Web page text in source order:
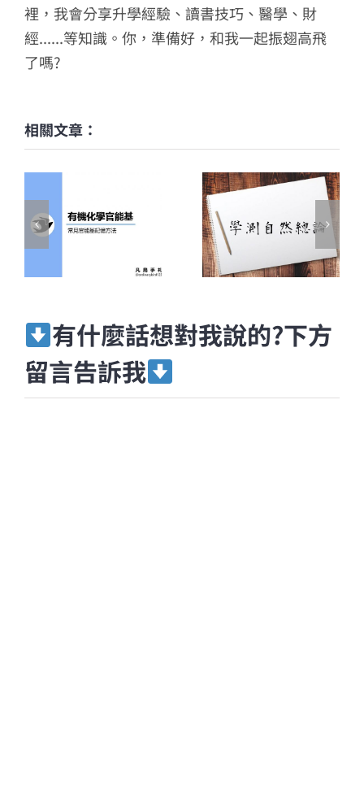
裡，我會分享升學經驗、讀書技巧、醫學、財
經......等知識。你，準備好，和我一起振翅高飛
了嗎?
相關文章：
有什麼話想對我說的?下方
留言告訴我